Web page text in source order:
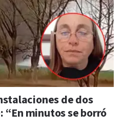
de dos
“En minutos se borró